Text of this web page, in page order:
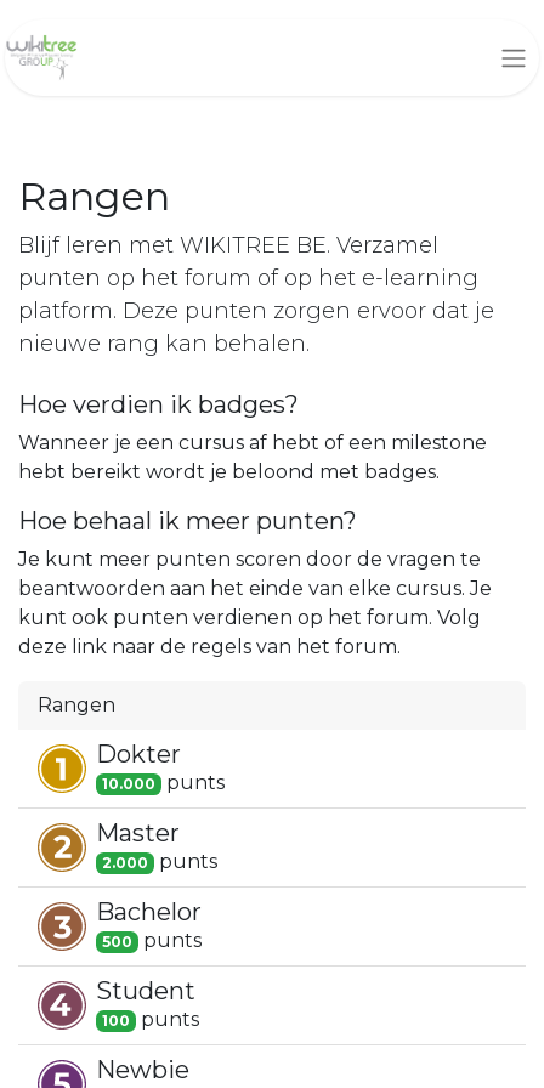
Rangen
Blijf leren met WIKITREE BE. Verzamel
punten op het forum of op het e-learning
platform. Deze punten zorgen ervoor dat je
nieuwe rang kan behalen.
Hoe verdien ik badges?
Wanneer je een cursus af hebt of een milestone
hebt bereikt wordt je beloond met badges.
Hoe behaal ik meer punten?
Je kunt meer punten scoren door de vragen te
beantwoorden aan het einde van elke cursus. Je
kunt ook punten verdienen op het forum. Volg
deze link naar de regels van het forum.
Rangen
Dokter
10.000 punts
Master
2.000 punts
Bachelor
500 punts
Student
100 punts
Newbie